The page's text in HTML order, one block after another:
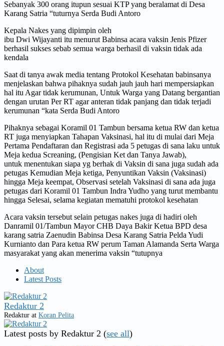
Sebanyak 300 orang itupun sesuai KTP yang beralamat di Desa
Karang Satria “tuturnya Serda Budi Antoro
Kepala Nakes yang dipimpin oleh
ibu Dwi Wijayanti itu menurut Babinsa acara vaksin Jenis Pfizer
berhasil sukses sebab semua warga berhasil di vaksin tidak ada
kendala
Saat di tanya awak media tentang Protokol Kesehatan babinsanya
menjelaskan bahwa pihaknya sudah jauh jauh hari mempersiapkan
hal itu Agar tidak kerumunan, Untuk Warga yang Datang bergantian
dengan urutan Per RT agar anteran tidak panjang dan tidak terjadi
kerumunan “kata Serda Budi Antoro
Pihaknya sebagai Koramil 01 Tambun bersama ketua RW dan ketua
RT juga menyiapkan Tahapan Vaksinasi, hal itu di mulai dari Meja
Pertama Pendaftaran dan Registrasi ada 5 petugas di sana laku untuk
Meja kedua Screaning, (Pengisian Ket dan Tanya Jawab),
untuk menentukan siapa yg berhak di Vaksin di sana juga sudah ada
petugas Kemudian Meja ketiga, Penyuntikan Vaksin (Vaksinasi)
hingga Meja keempat, Observasi setelah Vaksinasi di sana ada juga
petugas dari Koramil 01 Tambun Indra Yudho yang turut membantu
hingga Selesai, selama kegiatan mematuhi protokol kesehatan
Acara vaksin tersebut selain petugas nakes juga di hadiri oleh
Danramil 01/Tambun Mayor CHB Daya Bakir Ketua BPD desa
karang satria Zaenudin Babinsa Desa Karang Satria Pelda Yudi
Kurnianto dan Para ketua RW perum Taman Alamanda Serta Warga
masyarakat yang akan menerima vaksin “tutupnya
About
Latest Posts
Redaktur 2
Redaktur at Koran Pelita
Latest posts by Redaktur 2 (see all)